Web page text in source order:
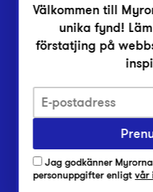
Integritetsskyddspolicy
Har du frågor om onlineköp,
Har du frågor om vår
Vanliga frågor om Myrorna
Välkommen till
unika fynd!
förstatjing på
Jag godkänner
personuppgifter enligtvår